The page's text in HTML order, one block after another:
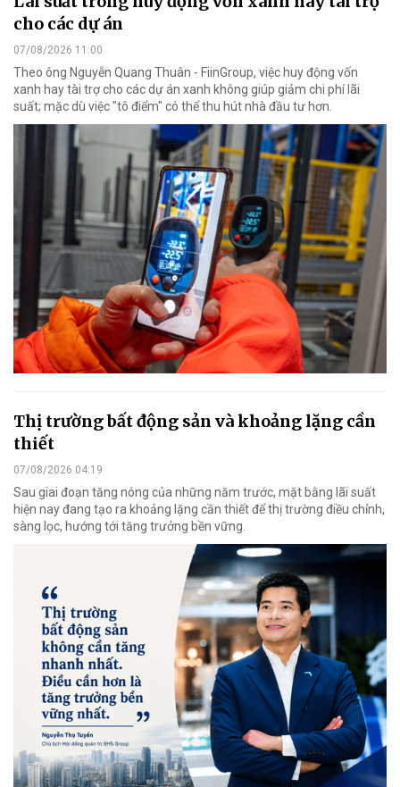
cho các dự án
07/08/2026 11:00
Theo ông Nguyễn Quang Thuân - FiinGroup, việc huy động vốn
xanh hay tài trợ cho các dự án xanh không giúp giảm chi phí lãi
suất; mặc dù việc "tô điểm" có thể thu hút nhà đầu tư hơn.
Thị trường bất động sản và khoảng lặng cần
thiết
07/08/2026 04:19
Sau giai đoạn tăng nóng của những năm trước, mặt bằng lãi suất
hiện nay đang tạo ra khoảng lặng cần thiết để thị trường điều chỉnh,
sàng lọc, hướng tới tăng trưởng bền vững.